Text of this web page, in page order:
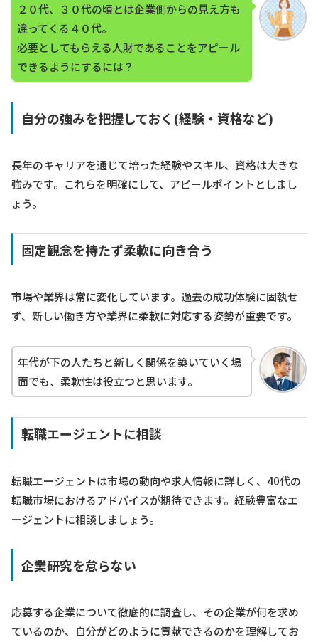
２０代、３０代の頃とは企業側からの見え方も
違ってくる４０代。
必要としてもらえる人財であることをアピール
できるようにするには？
自分の強みを把握しておく(経験・資格など)
長年のキャリアを通じて培った経験やスキル、資格は大きな
強みです。これらを明確にして、アピールポイントとしまし
ょう。
固定観念を持たず柔軟に向き合う
市場や業界は常に変化しています。過去の成功体験に固執せ
ず、新しい働き方や業界に柔軟に対応する姿勢が重要です。
年代が下の人たちと新しく関係を築いていく場
面でも、柔軟性は役立つと思います。
転職エージェントに相談
転職エージェントは市場の動向や求人情報に詳しく、40代の
転職市場におけるアドバイスが期待できます。経験豊富なエ
ージェントに相談しましょう。
企業研究を怠らない
応募する企業について徹底的に調査し、その企業が何を求め
ているのか、自分がどのように貢献できるのかを理解してお